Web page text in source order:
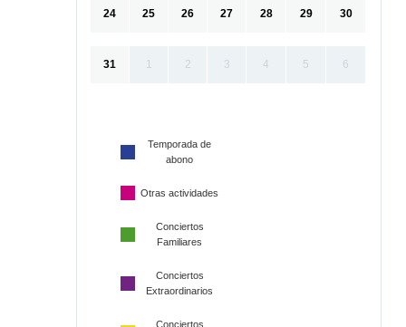
24 25 26 27 28 29 30
31 1 2 3 4 5 6
Temporada de
abono
Otras actividades
Conciertos
Familiares
Conciertos
Extraordinarios
Conciertos